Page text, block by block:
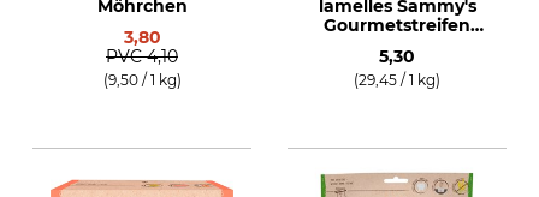
Möhrchen
3,80
PVC 4,10
(9,50 / 1 kg)
lamelles Sammy's
Gourmetstreifen
5,30
(29,45 / 1 kg)